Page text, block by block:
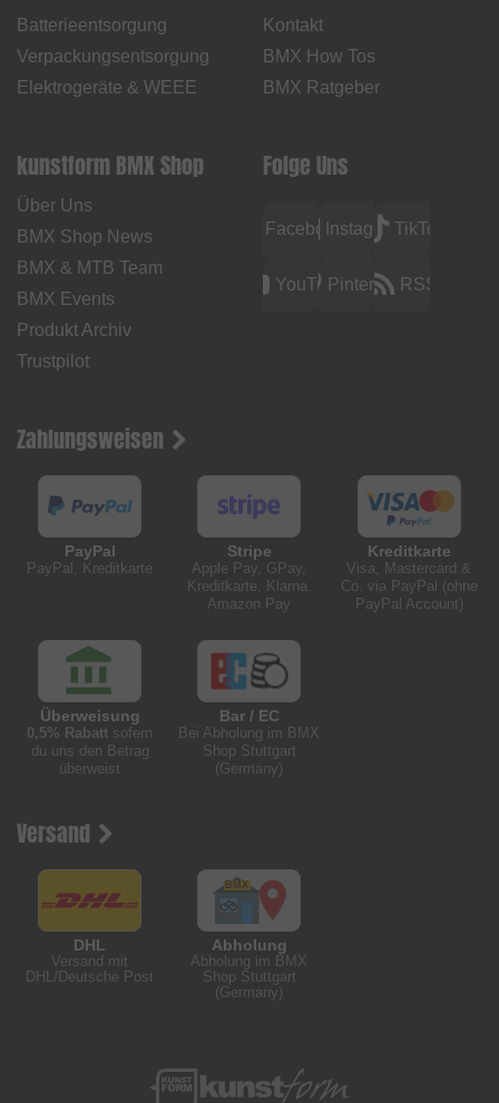
Batterieentsorgung
Verpackungsentsorgung
Elektrogeräte & WEEE
Kontakt
BMX How Tos
BMX Ratgeber
kunstform BMX Shop
Über Uns
BMX Shop News
BMX & MTB Team
BMX Events
Produkt Archiv
Trustpilot
Folge Uns
FacebookInstagramTikTok
YouTubePinterest RSS
Zahlungsweisen
PayPal
PayPal, Kreditkarte
Stripe
Apple Pay, GPay,
Kreditkarte, Klarna,
Amazon Pay
Kreditkarte
Visa, Mastercard &
Co. via PayPal (ohne
PayPal Account)
Überweisung
0,5% Rabatt sofern
du uns den Betrag
überweist
Bar / EC
Bei Abholung im BMX
Shop Stuttgart
(Germany)
Versand
DHL
Versand mit
DHL/Deutsche Post
Abholung
Abholung im BMX
Shop Stuttgart
(Germany)